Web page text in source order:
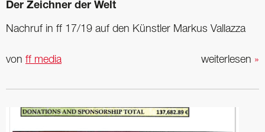
Der Zeichner der Welt
Nachruf in ff 17/19 auf den Künstler Markus Vallazza
weiterlesen »
von ff media